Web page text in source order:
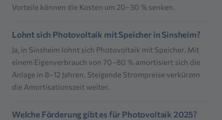
Vorteile können die Kosten um 20–30 % senken.
Lohnt sich Photovoltaik mit Speicher in Sinsheim?
Ja, in Sinsheim lohnt sich Photovoltaik mit Speicher. Mit
einem Eigenverbrauch von 70–80 % amortisiert sich die
Anlage in 8–12 Jahren. Steigende Strompreise verkürzen
die Amortisationszeit weiter.
Welche Förderung gibt es für Photovoltaik 2025?